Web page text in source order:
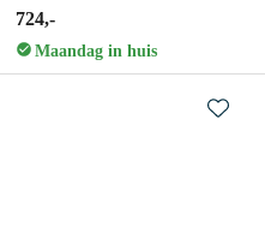
724,-
Maandag in huis